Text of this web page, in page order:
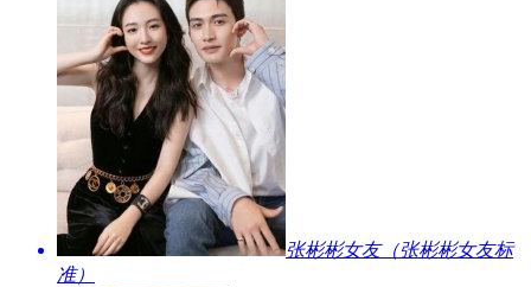
​张彬彬女友（张彬彬女友标
准）